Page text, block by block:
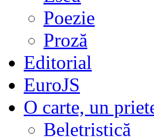
Poezie
Proză
Editorial
EuroJS
O carte, un
Beletristică